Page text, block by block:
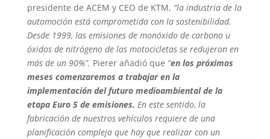
presidente de ACEM y CEO de KTM, “la industria de la
automoción está comprometida con la sostenibilidad.
Desde 1999, las emisiones de monóxido de carbono u
óxidos de nitrógeno de las motocicletas se redujeron en
más de un 90%”. Pierer añadió que “en los próximos
meses comenzaremos a trabajar en la
implementación del futuro medioambiental de la
etapa Euro 5 de emisiones. En este sentido, la
fabricación de nuestros vehículos requiere de una
planificación compleja que hay que realizar con un